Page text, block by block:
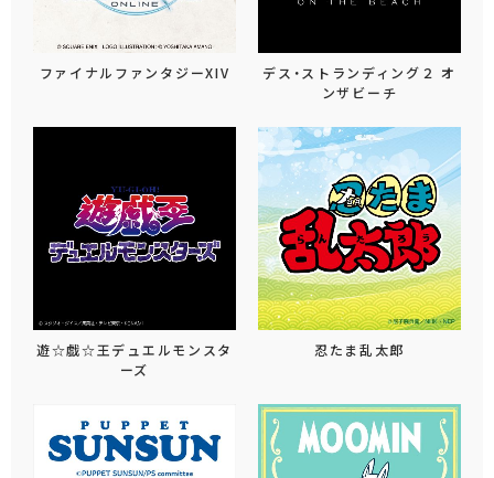
ファイナルファンタジーXIV
デス・ストランディング２ オ
ンザビーチ
遊☆戯☆王デュエルモンスタ
ーズ
忍たま乱太郎